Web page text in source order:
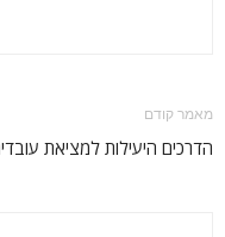
מאמר קודם
הדרכים היעילות למציאת